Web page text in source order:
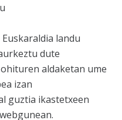
landu
dute
aldaketan ume
izan
guztia ikastetxeen